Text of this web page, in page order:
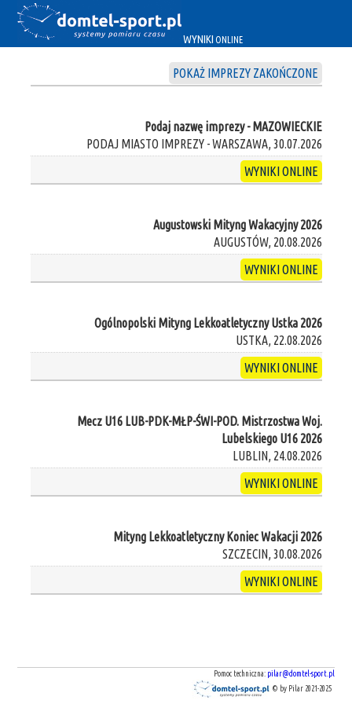
WYNIKI ONLINE
POKAŻ IMPREZY ZAKOŃCZONE
Podaj nazwę imprezy - MAZOWIECKIE
PODAJ MIASTO IMPREZY - WARSZAWA, 30.07.2026
WYNIKI ONLINE
Augustowski Mityng Wakacyjny 2026
AUGUSTÓW, 20.08.2026
WYNIKI ONLINE
Ogólnopolski Mityng Lekkoatletyczny Ustka 2026
USTKA, 22.08.2026
WYNIKI ONLINE
Mecz U16 LUB-PDK-MŁP-ŚWI-POD. Mistrzostwa Woj.
Lubelskiego U16 2026
LUBLIN, 24.08.2026
WYNIKI ONLINE
Mityng Lekkoatletyczny Koniec Wakacji 2026
SZCZECIN, 30.08.2026
WYNIKI ONLINE
Pomoc techniczna: pilar@domtel-sport.pl
© by Pilar 2021-2025